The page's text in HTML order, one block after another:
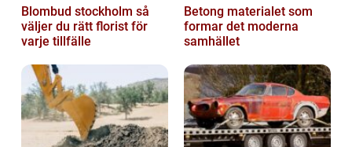
Blombud stockholm så
väljer du rätt florist för
varje tillfälle
Betong materialet som
formar det moderna
samhället